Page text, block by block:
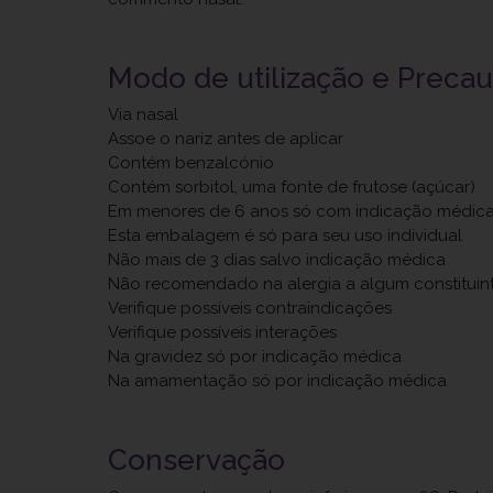
Modo de utilização e
Via nasal
Assoe o nariz antes de aplicar
Contém benzalcónio
Contém sorbitol, uma fonte de frutose (açúcar)
Em menores de 6 anos só com indicação médica
Esta embalagem é só para seu uso individual
Não mais de 3 dias salvo indicação médica
Não recomendado na alergia a algum
Verifique possíveis contraindicações
Verifique possíveis interações
Na gravidez só por indicação médica
Na amamentação só por indicação médica
Conservação